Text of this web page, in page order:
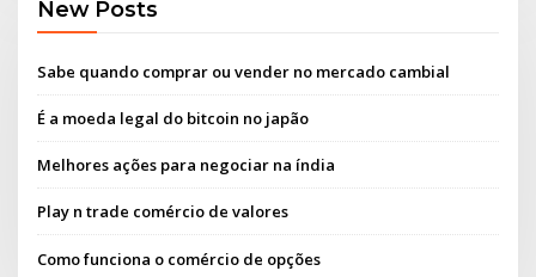
New Posts
Sabe quando comprar ou vender no mercado cambial
É a moeda legal do bitcoin no japão
Melhores ações para negociar na índia
Play n trade comércio de valores
Como funciona o comércio de opções